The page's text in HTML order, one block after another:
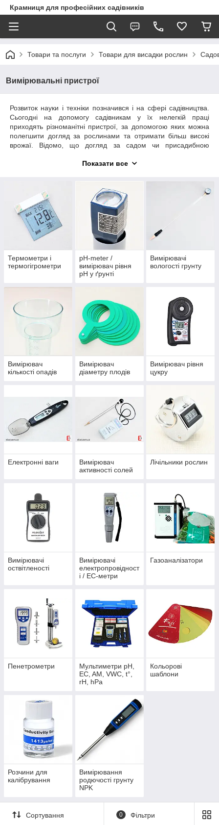
Крамниця для професійних садівників
Товари та послуги Товари для висадки рослин
Вимірювальні пристрої
Розвиток науки і техніки позначився і на сфері садівництва.
Сьогодні на допомогу садівникам у їх нелегкій праці
приходять різноманітні пристрої, за допомогою яких можна
полегшити догляд за рослинами та отримати більш високі
врожаї. Відомо, що догляд за садом чи присадибною
уваги та зусиль. Враховуючи це, ми пропонуємо купити
садівництва на сторінці eSad.com.ua за оптимальними
цінами. Купуючи контрольно-вимірювальні прилади,
інструментита інвентар у нас, Ви можете бути впевненими у
точності їх показів, високій якості та довговічності. Перед тим,
як купити пристрій, ознайомтеся з його технічними
характеристиками та особливостями експлуатації.
Показати все
Термометри і
термогігрометри
pH-meter /
вимірювач рівня
pH у ґрунті
Вимірювачі
вологості грунту
Вимірювач
кількості опадів
Вимірювач
діаметру плодів
Вимірювач рівня
цукру
Електронні ваги
Вимірювач
активності солей
Лічільники рослин
Вимірювачі
оствітленості
Вимірювачі
електропровідност
і / EC-метри
Газоаналізатори
Пенетрометри
Мультиметри pH,
EC, AM, VWC, t°,
rH, hPa
Кольорові
шаблони
Розчини для
калібрування
Вимірювання
родючості грунту
NPK
Сортування 0 Фільтри